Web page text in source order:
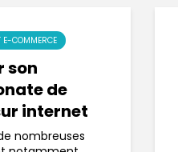
E-COMMERCE
son
de
internet
nombreuses